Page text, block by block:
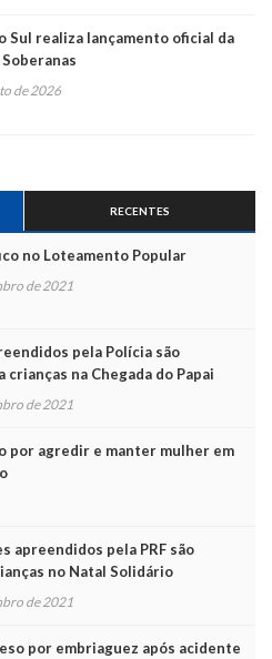
Sul realiza lançamento oficial da
de 2026
RECENTES
no Loteamento Popular
de 2021
pela Polícia são
na Chegada do Papai
de 2021
por agredir e manter mulher em
apreendidos pela PRF são
no Natal Solidário
de 2021
por embriaguez após acidente